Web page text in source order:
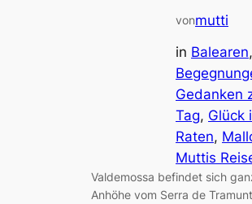
vonmutti
in Balearen
Gedanken
Tag, Glück
Raten,
Muttis
Valdemossa befindet sich
Anhöhe vom Serra de